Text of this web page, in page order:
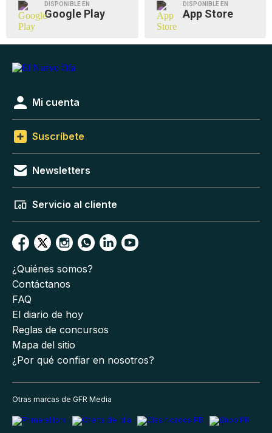
DISPONIBLE EN
Google Play
DISPONIBLE EN
App Store
Mi cuenta
Suscríbete
Newsletters
Servicio al cliente
¿Quiénes somos?
Contáctanos
FAQ
El diario de hoy
Reglas de concursos
Mapa del sitio
¿Por qué confiar en nosotros?
Otras marcas de GFR Media